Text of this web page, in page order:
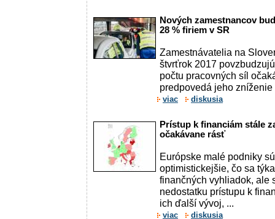
Nových zamestnancov
28 % firiem v SR
Zamestnávatelia na
štvrťrok 2017
počtu pracovných síl
predpovedá jeho zníženie
viac diskusia
Prístup k financiám stále
očakávane rásť
Európske malé podniky
optimistickejšie, čo sa
finančných vyhliadok, ale
nedostatku prístupu k
ich ďalší vývoj, ...
viac diskusia